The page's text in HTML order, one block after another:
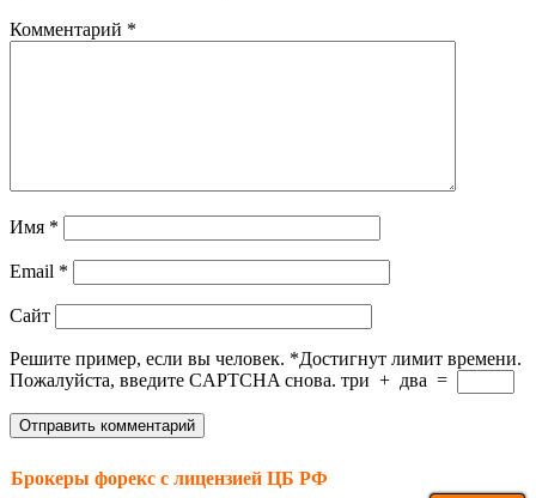
Комментарий *
Имя *
Email *
Сайт
Решите пример, если вы человек. *Достигнут лимит времени.
Пожалуйста, введите CAPTCHA снова. три + два =
Брокеры форекс с лицензией ЦБ РФ